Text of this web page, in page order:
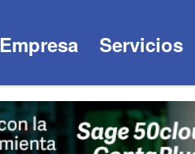
Empresa Servicios